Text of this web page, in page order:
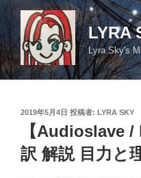
コ
ン
テ
ン
ツ
LYRA
Lyra Sky's
投
2019年5月4日 投稿者: LYRA SKY
【Audioslave
訳 解説 目力と